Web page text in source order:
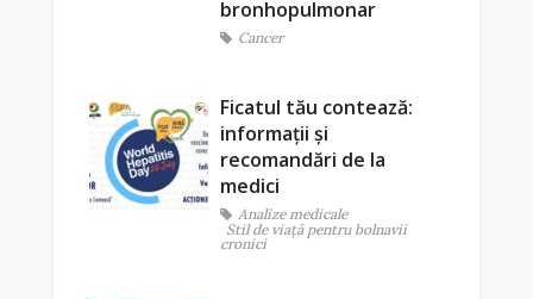
bronhopulmonar
Cancer
Ficatul tău contează:
informații și
recomandări de la
medici
Analize medicale
Stil de viaţă pentru bolnavii
cronici